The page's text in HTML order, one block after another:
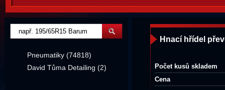
Hnací hřídel
Počet kusů skladem
Cena
Pneumatiky (74818)
David Tůma Detailing (2)